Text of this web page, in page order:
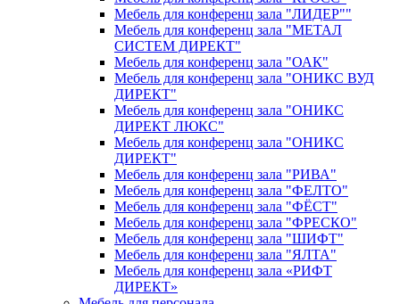
Мебель для конференц зала "ЛИДЕР""
Мебель для конференц зала "МЕТАЛ
СИСТЕМ ДИРЕКТ"
Мебель для конференц зала "ОАК"
Мебель для конференц зала "ОНИКС ВУД
ДИРЕКТ"
Мебель для конференц зала "ОНИКС
ДИРЕКТ ЛЮКС"
Мебель для конференц зала "ОНИКС
ДИРЕКТ"
Мебель для конференц зала "РИВА"
Мебель для конференц зала "ФЕЛТО"
Мебель для конференц зала "ФЁСТ"
Мебель для конференц зала "ФРЕСКО"
Мебель для конференц зала "ШИФТ"
Мебель для конференц зала "ЯЛТА"
Мебель для конференц зала «РИФТ
ДИРЕКТ»